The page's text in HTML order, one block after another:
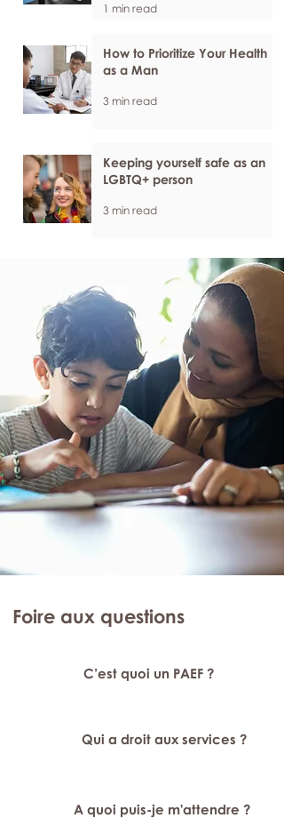
1 min read
How to Prioritize Your Health
as a Man
3 min read
Keeping yourself safe as an
LGBTQ+ person
3 min read
Foire aux questions
C’est quoi un PAEF ?
Qui a droit aux services ?
A quoi puis-je m'attendre ?